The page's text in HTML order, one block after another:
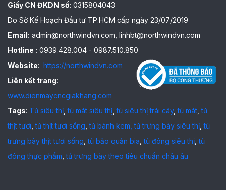
Giấy CN ĐKDN số: 0315804043
Do Sở Kế Hoạch Đầu tư TP.HCM cấp ngày 23/07/2019
Email: admin@northwindvn.com, linhbt@northwindvn.com
Hotline : 0939.428.004 - 0987.510.850
Website: https://northwindvn.com
Liên kết trang:
www.dienmaycncgiakhang.com
Tags: Tủ siêu thị ,tủ mát siêu thị ,tủ siêu thị trái cây,tủ mát ,tủ
thịt tươi ,tủ thịt tươi sống tủ bánh kem, tủ trưng bày siêu thị ,tủ
trưng bày thịt tươi sống ,tủ bảo quản bia ,tủ đông siêu thị ,tủ
đông thực phẩm ,tủ trưng bày theo tiêu chuẩn châu âu